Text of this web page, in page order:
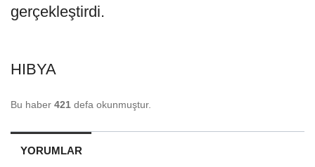
gerçekleştirdi.
HIBYA
Bu haber 421 defa okunmuştur.
YORUMLAR